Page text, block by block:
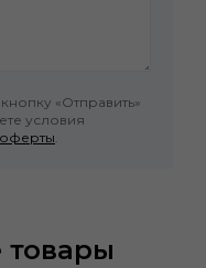
«Отправить»
условия